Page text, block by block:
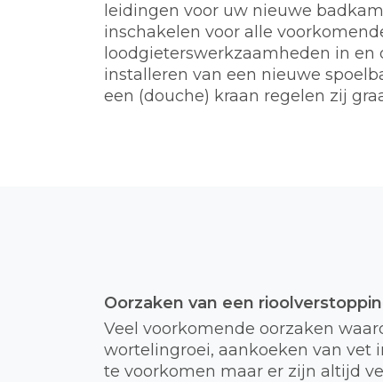
leidingen voor uw nieuwe
inschakelen voor alle
loodgieterswerkzaamheden in
installeren van een nieuwe
een (douche) kraan regelen zij
Oorzaken van een
Veel voorkomende oorzaken
wortelingroei, aankoeken van vet
te voorkomen maar er zijn altijd